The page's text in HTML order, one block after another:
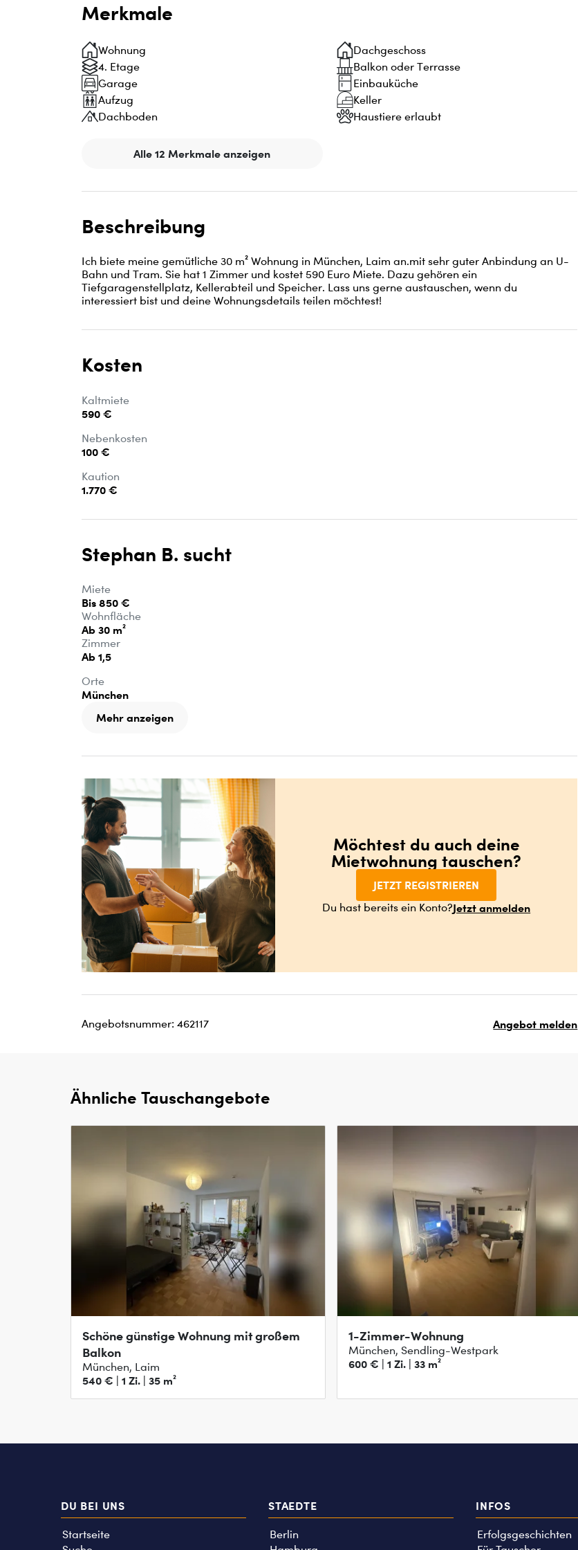
Merkmale
Wohnung
4. Etage
Garage
Aufzug
Dachboden
Dachgeschoss
Balkon oder Terrasse
Einbauküche
Keller
Haustiere erlaubt
Alle 12 Merkmale anzeigen
Beschreibung
Ich biete meine gemütliche 30 m² Wohnung in München, Laim an.mit sehr guter Anbindung an U-
Bahn und Tram. Sie hat 1 Zimmer und kostet 590 Euro Miete. Dazu gehören ein
Tiefgaragenstellplatz, Kellerabteil und Speicher. Lass uns gerne austauschen, wenn du
interessiert bist und deine Wohnungsdetails teilen möchtest!
Kosten
Kaltmiete
590 €
Nebenkosten
100 €
Kaution
1.770 €
Stephan B. sucht
Miete
Bis 850 €
Wohnfläche
Ab 30 m²
Zimmer
Ab 1,5
Orte
München
Mehr anzeigen
Möchtest du auch deine
Mietwohnung tauschen?
JETZT REGISTRIEREN
Du hast bereits ein Konto?Jetzt anmelden
Angebotsnummer: 462117 Angebot melden
Ähnliche Tauschangebote
Schöne günstige Wohnung mit großem
Balkon
München, Laim
540 € | 1 Zi. | 35 m²
1-Zimmer-Wohnung
München, Sendling-Westpark
600 € | 1 Zi. | 33 m²
DU BEI UNS
Startseite
STAEDTE
Berlin
INFOS
Erfolgsgeschichten